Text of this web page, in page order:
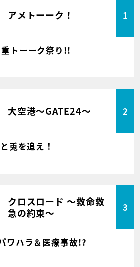
アメトーーク！ 1
トーーク祭り!!
大空港～GATE24～ 2
兎を追え！
クロスロード ～救命救
急の約束～
3
ワハラ＆医療事故!?